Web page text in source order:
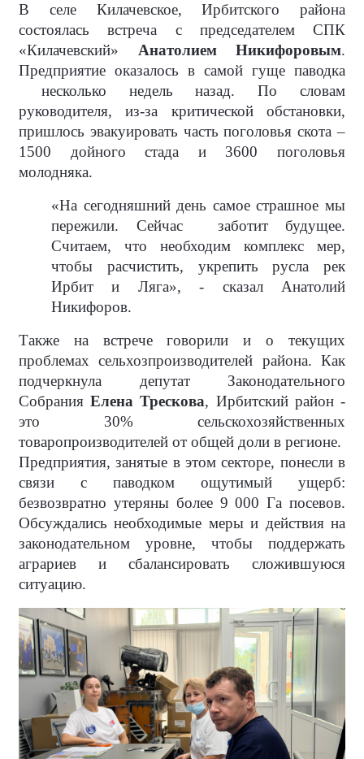
В селе Килачевское, Ирбитского района
состоялась встреча с председателем СПК
«Килачевский» Анатолием Никифоровым.
Предприятие оказалось в самой гуще паводка
несколько недель назад. По словам
руководителя, из-за критической обстановки,
пришлось эвакуировать часть поголовья скота –
1500 дойного стада и 3600 поголовья
молодняка.
«На сегодняшний день самое страшное мы
пережили. Сейчас
заботит будущее.
Считаем, что необходим комплекс мер,
чтобы расчистить, укрепить русла рек
Ирбит и Ляга», - сказал Анатолий
Никифоров.
Также на встрече говорили и о текущих
проблемах сельхозпроизводителей района. Как
подчеркнула депутат Законодательного
Собрания Елена Трескова, Ирбитский район -
это 30% сельскохозяйственных
товаропроизводителей от общей доли в регионе.
Предприятия, занятые в этом секторе, понесли в
связи с паводком ощутимый ущерб:
безвозвратно утеряны более 9 000 Га посевов.
Обсуждались необходимые меры и действия на
законодательном уровне, чтобы поддержать
аграриев и сбалансировать сложившуюся
ситуацию.